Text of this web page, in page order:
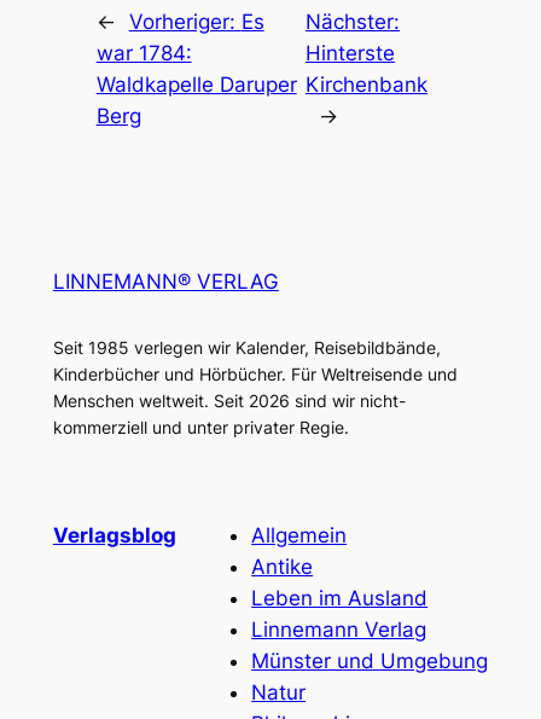
← Vorheriger: Es
war 1784:
Waldkapelle Daruper
Berg
Nächster:
Hinterste
Kirchenbank
→
LINNEMANN® VERLAG
Seit 1985 verlegen wir Kalender, Reisebildbände,
Kinderbücher und Hörbücher. Für Weltreisende und
Menschen weltweit. Seit 2026 sind wir nicht-
kommerziell und unter privater Regie.
Verlagsblog
Allgemein
Antike
Leben im Ausland
Linnemann Verlag
Münster und Umgebung
Natur